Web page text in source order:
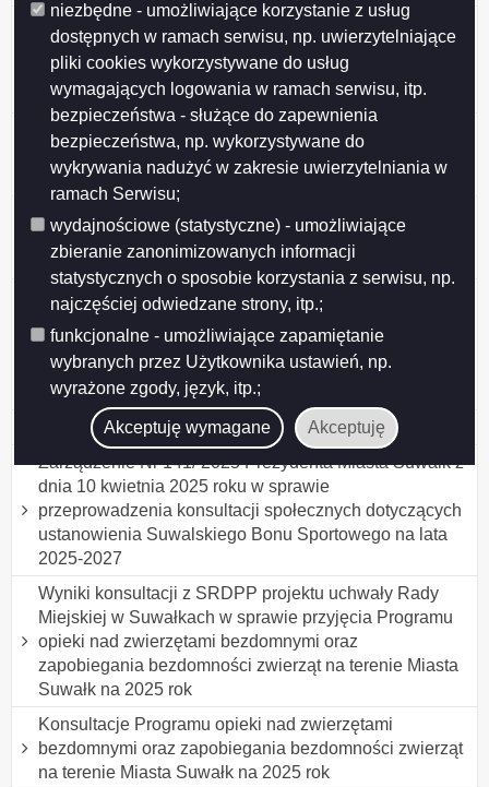
niezbędne - umożliwiające korzystanie z usług
dostępnych w ramach serwisu, np. uwierzytelniające
pliki cookies wykorzystywane do usług
wymagających logowania w ramach serwisu, itp.
bezpieczeństwa - służące do zapewnienia
bezpieczeństwa, np. wykorzystywane do
wykrywania nadużyć w zakresie uwierzytelniania w
ramach Serwisu;
wydajnościowe (statystyczne) - umożliwiające
zbieranie zanonimizowanych informacji
statystycznych o sposobie korzystania z serwisu, np.
najczęściej odwiedzane strony, itp.;
funkcjonalne - umożliwiające zapamiętanie
wybranych przez Użytkownika ustawień, np.
wyrażone zgody, język, itp.;
Akceptuję wymagane Akceptuję
Przedłużenie konsultacji projektu uchwały Rady
Miejskiej w Suwałkach w sprawie określenia
warunków i trybu finansowania rozwoju sportu w
Mieście Suwałki
Ogłoszenie o konsultacjach projektu Programu
współpracy Miasta Suwałk z organizacjami
pozarządowymi na 2026 rok
Ogłoszenie o konsultacjach projektu uchwały w
sprawie określenia warunków i trybu finansowania
rozwoju sportu w Mieście Suwałki
Ogłoszenie o konsultacjach projektu uchwały Rady
Miejskiej w Suwałkach w sprawie zmiany uchwały w
sprawie określenia zasad, trybu przyznawania i
pozbawiania oraz rodzaju i wysokości stypendiów
sportowych oraz nagród i wyróżnień w Mieście Suwałki
Wyniki konsultacji społecznych
Zarządzenie Nr 141/ 2025 Prezydenta Miasta Suwałk z
dnia 10 kwietnia 2025 roku w sprawie
przeprowadzenia konsultacji społecznych dotyczących
ustanowienia Suwalskiego Bonu Sportowego na lata
2025-2027
Wyniki konsultacji z SRDPP projektu uchwały Rady
Miejskiej w Suwałkach w sprawie przyjęcia Programu
opieki nad zwierzętami bezdomnymi oraz
zapobiegania bezdomności zwierząt na terenie Miasta
Suwałk na 2025 rok
Konsultacje Programu opieki nad zwierzętami
bezdomnymi oraz zapobiegania bezdomności zwierząt
na terenie Miasta Suwałk na 2025 rok